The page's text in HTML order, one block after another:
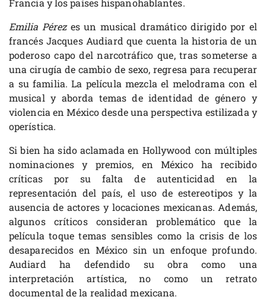
Francia y los países hispanohablantes.
Emilia Pérezes un musical dramático dirigido por el
francés Jacques Audiard que cuenta la historia de un
poderoso capo del narcotráfico que, tras someterse a
una cirugía de cambio de sexo, regresa para recuperar
a su familia. La película mezcla el melodrama con el
musical y aborda temas de identidad de género y
violencia en México desde una perspectiva estilizada y
operística.
Si bien ha sido aclamada en Hollywood con múltiples
nominaciones y premios, en México ha recibido
críticas por su falta de autenticidad en la
representación del país, el uso de estereotipos y la
ausencia de actores y locaciones mexicanas. Además,
algunos críticos consideran problemático que la
película toque temas sensibles como la crisis de los
desaparecidos en México sin un enfoque profundo.
Audiard ha defendido su obra como una
interpretación artística, no como un retrato
documental de la realidad mexicana.